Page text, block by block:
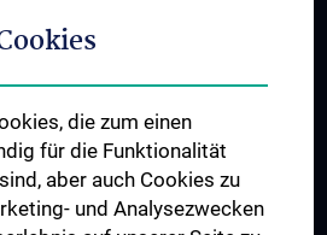
die zum einen
für die Funktionalität
aber auch Cookies zu
und Analysezwecken